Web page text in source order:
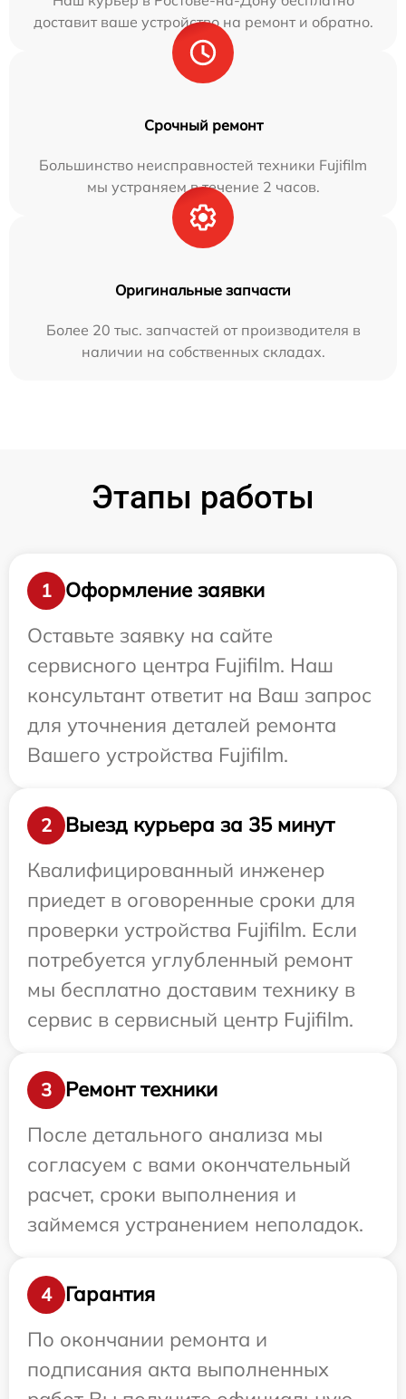
доставит ваше устройство на ремонт и обратно.
Срочный ремонт
Большинство неисправностей техники Fujifilm
мы устраняем в течение 2 часов.
Оригинальные запчасти
Более 20 тыс. запчастей от производителя в
наличии на собственных складах.
Этапы работы
1
Оформление заявки
Оставьте заявку на сайте
сервисного центра Fujifilm. Наш
консультант ответит на Ваш запрос
для уточнения деталей ремонта
Вашего устройства Fujifilm.
2
Выезд курьера за 35 минут
Квалифицированный инженер
приедет в оговоренные сроки для
проверки устройства Fujifilm. Если
потребуется углубленный ремонт
мы бесплатно доставим технику в
сервис в сервисный центр Fujifilm.
3
Ремонт техники
После детального анализа мы
согласуем с вами окончательный
расчет, сроки выполнения и
займемся устранением неполадок.
4
Гарантия
По окончании ремонта и
подписания акта выполненных